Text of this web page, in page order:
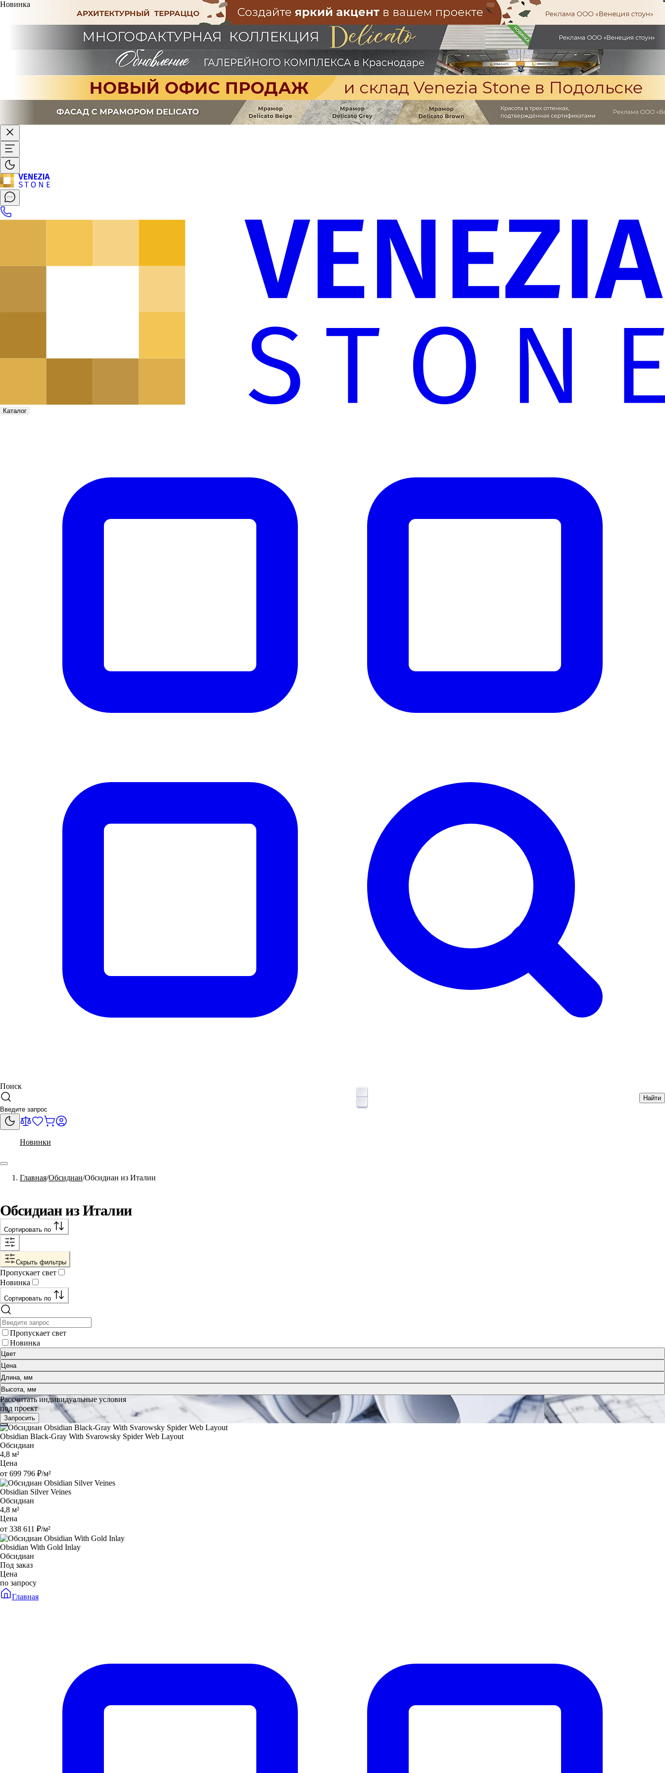
Каталог
Поиск
Найти
Новинки
Главная Обсидиан Обсидиан из Италии
Обсидиан из Италии
Сортировать по
Скрыть фильтры
Пропускает свет
Новинка
Сортировать по
Пропускает свет
Новинка
Цвет
Цена
Длина, мм
Высота, мм
Рассчитать индивидуальные условия
под проект
Запросить
Obsidian Black-Gray With Svarowsky Spider Web Layout
Обсидиан
4,8 м²
Цена
от 699 796 ₽/м²
Новинка
Obsidian Silver Veines
Обсидиан
4,8 м²
Цена
от 338 611 ₽/м²
Obsidian With Gold Inlay
Обсидиан
Под заказ
Цена
по запросу
Главная